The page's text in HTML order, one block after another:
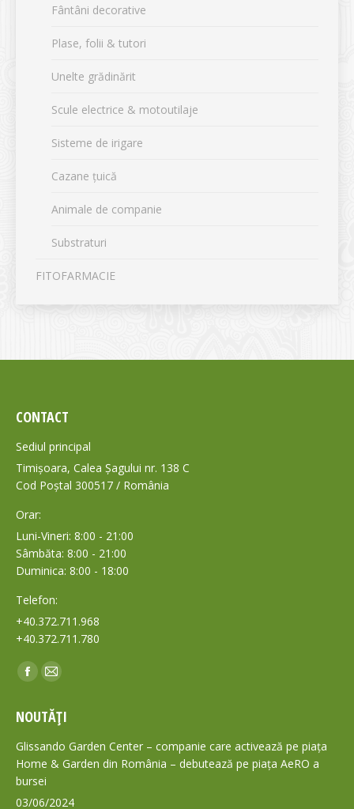
Fântâni decorative
Plase, folii & tutori
Unelte grădinărit
Scule electrice & motoutilaje
Sisteme de irigare
Cazane țuică
Animale de companie
Substraturi
FITOFARMACIE
CONTACT
Sediul principal
Timișoara, Calea Șagului nr. 138 C
Cod Poștal 300517 / România
Orar:
Luni-Vineri: 8:00 - 21:00
Sâmbăta: 8:00 - 21:00
Duminica: 8:00 - 18:00
Telefon:
+40.372.711.968
+40.372.711.780
Find us on:
Facebook
opens
in
new
window
Mail
opens
in
new
NOUTĂȚI
Glissando Garden Center – companie care activează pe piața
Home & Garden din România – debutează pe piața AeRO a
bursei
03/06/2024